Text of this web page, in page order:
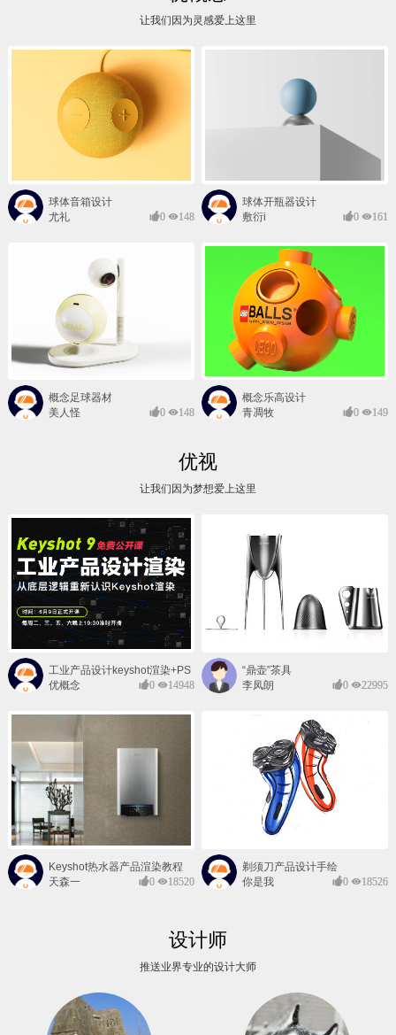
让我们因为灵感爱上这里
球体音箱设计
尤礼
0 148
球体开瓶器设计
敷衍i
0 161
概念足球器材
美人怪
0 148
概念乐高设计
青凋牧
0 149
优视
让我们因为梦想爱上这里
工业产品设计keyshot渲染+PS
后期班
优概念 0 14948
“鼎壶”茶具
李凤朗
0 22995
Keyshot热水器产品渲染教程
天森一
0 18520
剃须刀产品设计手绘
你是我
0 18526
设计师
推送业界专业的设计大师